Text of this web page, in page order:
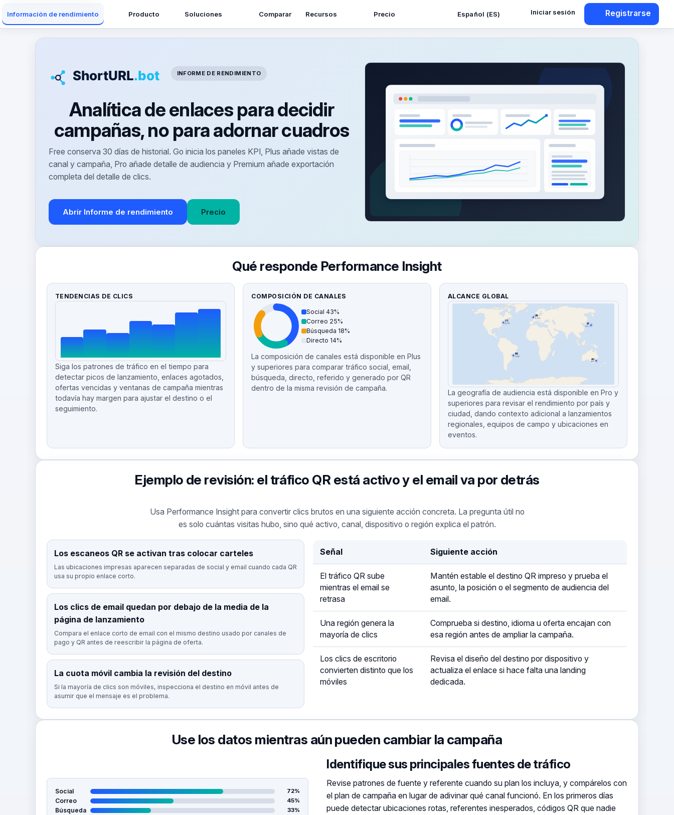
Información de rendimiento Producto Soluciones Comparar Recursos Precio Español (ES) Iniciar sesión Registrarse
INFORME DE RENDIMIENTO
Analítica de enlaces para decidir
campañas, no para adornar cuadros
Free conserva 30 días de historial. Go inicia los paneles KPI, Plus añade vistas de
canal y campaña, Pro añade detalle de audiencia y Premium añade exportación
completa del detalle de clics.
Abrir Informe de rendimiento Precio
Qué responde Performance Insight
TENDENCIAS DE CLICS
Siga los patrones de tráfico en el tiempo para
detectar picos de lanzamiento, enlaces agotados,
ofertas vencidas y ventanas de campaña mientras
todavía hay margen para ajustar el destino o el
seguimiento.
COMPOSICIÓN DE CANALES
Social 43%
Correo 25%
Búsqueda 18%
Directo 14%
La composición de canales está disponible en Plus
y superiores para comparar tráfico social, email,
búsqueda, directo, referido y generado por QR
dentro de la misma revisión de campaña.
ALCANCE GLOBAL
US
4,218
UK
2,103
BR
1,547
JP
891
AU
456
La geografía de audiencia está disponible en Pro y
superiores para revisar el rendimiento por país y
ciudad, dando contexto adicional a lanzamientos
regionales, equipos de campo y ubicaciones en
eventos.
Ejemplo de revisión: el tráfico QR está activo y el email va por detrás
Usa Performance Insight para convertir clics brutos en una siguiente acción concreta. La pregunta útil no
es solo cuántas visitas hubo, sino qué activo, canal, dispositivo o región explica el patrón.
Los escaneos QR se activan tras colocar carteles
Las ubicaciones impresas aparecen separadas de social y email cuando cada QR
usa su propio enlace corto.
Los clics de email quedan por debajo de la media de la
página de lanzamiento
Compara el enlace corto de email con el mismo destino usado por canales de
pago y QR antes de reescribir la página de oferta.
La cuota móvil cambia la revisión del destino
Si la mayoría de clics son móviles, inspecciona el destino en móvil antes de
asumir que el mensaje es el problema.
Señal Siguiente acción
El tráfico QR sube
mientras el email se
retrasa
Mantén estable el destino QR impreso y prueba el
asunto, la posición o el segmento de audiencia del
email.
Una región genera la
mayoría de clics
Comprueba si destino, idioma u oferta encajan con
esa región antes de ampliar la campaña.
Los clics de escritorio
convierten distinto que los
móviles
Revisa el diseño del destino por dispositivo y
actualiza el enlace si hace falta una landing
dedicada.
Use los datos mientras aún pueden cambiar la campaña
Social 72%
Correo 45%
Búsqueda 33%
Identifique sus principales fuentes de tráfico
Revise patrones de fuente y referente cuando su plan los incluya, y compárelos con
el plan de campaña en lugar de adivinar qué canal funcionó. En los primeros días
puede detectar ubicaciones rotas, referentes inesperados, códigos QR que nadie